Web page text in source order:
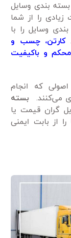
بندی وسایل
را از شما
بندی وسایل را با
کارتن، چسب و
و باکیفیت
که انجام
می‌کنند. بسته
گران قیمت یا
از بابت ایمنی